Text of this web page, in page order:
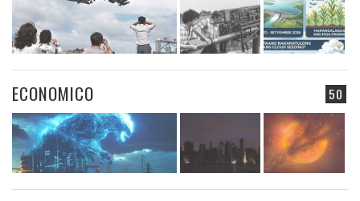
50
ECONOMICO